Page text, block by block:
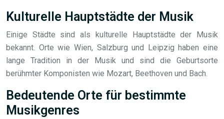
Kulturelle Hauptstädte der Musik
Einige Städte sind als kulturelle Hauptstädte der Musik
bekannt. Orte wie Wien, Salzburg und Leipzig haben eine
lange Tradition in der Musik und sind die Geburtsorte
berühmter Komponisten wie Mozart, Beethoven und Bach.
Bedeutende Orte für bestimmte
Musikgenres